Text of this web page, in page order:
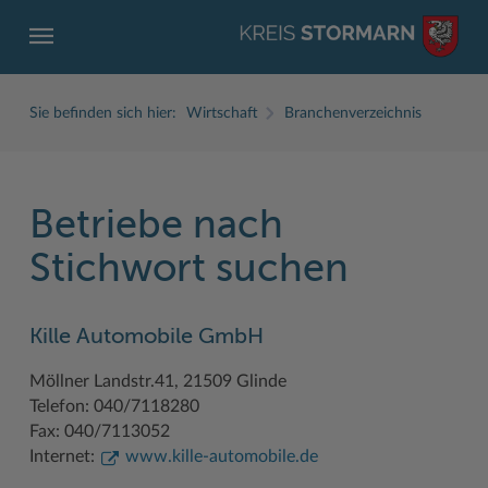
Ämter, Einrichtungen
Bürgerportal Stormarn ↗
Führerscheine
Formulare & Dokumente
Amtliche Bekanntmachungen
Ausschreibungen
Baustellen in Stormarn
Bildungskommune
Fachbereiche
Interessantes in und aus Stormarn
Kreis Stormarn Porträt
Kreiskarte
Ausbildung beim Kreis Stormarn
Der Kreis als Arbeitgeber
Ihre Bewerbung
Initiativbewerbungen Verwaltung
Beruf und Familie im Hansebelt
Branchenverzeichnis
EG-Dienstleistungsrichtlinie (EG-DLRL)
Handwerk für nachhaltiges Wirtschaften
BahnRadWege
Frei- und Hallenbäder
Herrenhäuser
Kultur
Sie befinden sich hier: Wirtschaft Branchenverzeichnis
Betriebe nach
Stichwort suchen
Kille Automobile GmbH
Möllner Landstr.41, 21509 Glinde
Telefon: 040/7118280
Fax: 040/7113052
Internet:
www.kille-automobile.de